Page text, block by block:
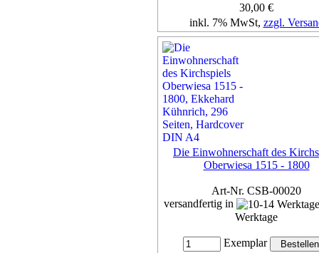
30,00 €
inkl. 7% MwSt, zzgl.
Die Einwohnerschaft des
Oberwiesa 1515 - 1800
Art-Nr. CSB-00020
versandfertig in
Werktage
Exemplar